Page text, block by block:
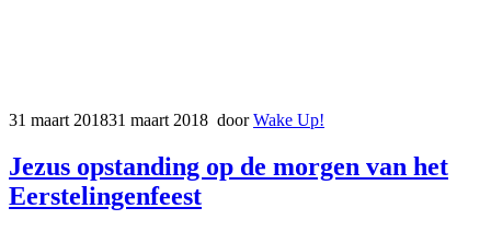
31 maart 201831 maart 2018 doorWake Up!
Jezus opstanding op de morgen van het
Eerstelingenfeest